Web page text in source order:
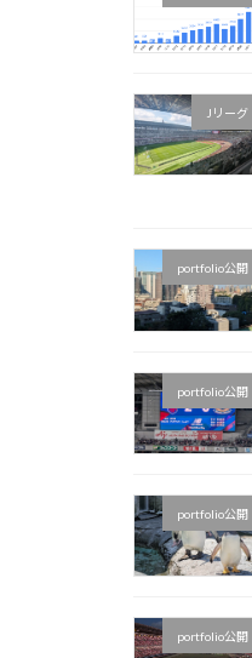
Jリーグ
portfolio公開
portfolio公開
portfolio公開
portfolio公開